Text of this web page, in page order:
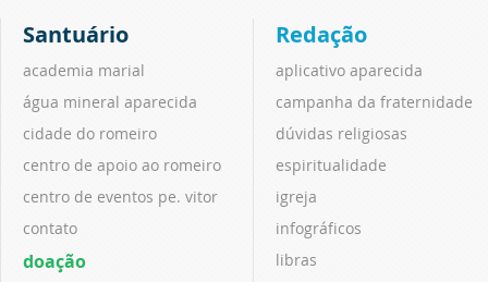
Santuário
academia marial
água mineral aparecida
cidade do romeiro
centro de apoio ao romeiro
centro de eventos pe. vitor
contato
doação
Redação
aplicativo aparecida
campanha da fraternidade
dúvidas religiosas
espiritualidade
igreja
infográficos
libras